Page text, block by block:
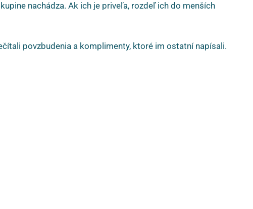
nachádza. Ak ich je priveľa, rozdeľ ich do menších
povzbudenia a komplimenty, ktoré im ostatní napísali.